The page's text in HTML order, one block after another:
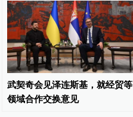
武契奇会见泽连斯基，就经贸等
领域合作交换意见